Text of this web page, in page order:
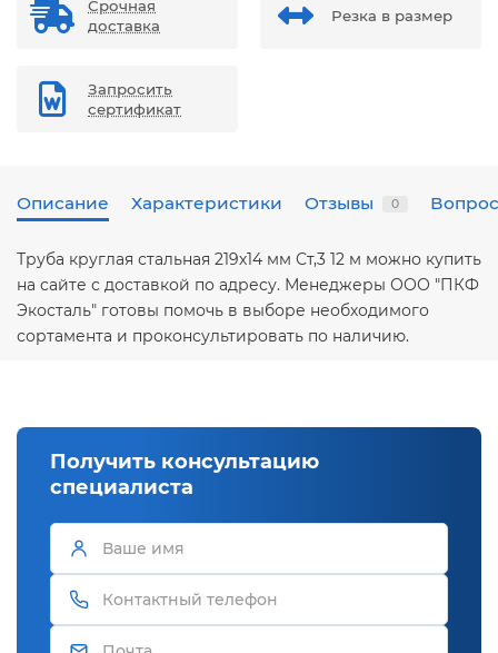
Срочная
доставка
Резка в размер
Запросить
сертификат
Описание Характеристики Отзывы 0
Труба круглая стальная 219х14 мм Ст,3 12 м можно купить
на сайте с доставкой по адресу. Менеджеры ООО "ПКФ
Экосталь" готовы помочь в выборе необходимого
сортамента и проконсультировать по наличию.
Получить консультацию
специалиста